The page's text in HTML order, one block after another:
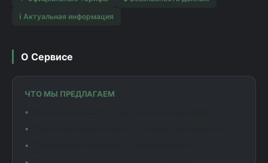
ℹ️ Актуальная информация
О Сервисе
ЧТО МЫ ПРЕДЛАГАЕМ